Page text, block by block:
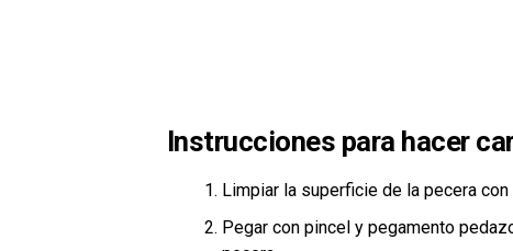
Instrucciones para hacer
Limpiar la superficie de la pecera
Pegar con pincel y pegamento